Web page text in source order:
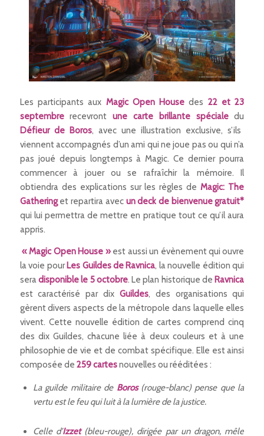
Les participants aux Magic Open House des 22 et 23
septembrerecevrontune carte brillante spécialedu
Défieur de Boros, avec une illustration exclusive, s’ils
viennent accompagnés d’un ami qui ne joue pas ou qui n’a
pas joué depuis longtemps à Magic. Ce dernier pourra
commencer à jouer ou se rafraîchir la mémoire. Il
obtiendra des explications sur les règles deMagic: The
Gatheringet repartira avec un deck de bienvenue gratuit*
qui lui permettra de mettre en pratique tout ce qu’il aura
appris.
« Magic Open House » est aussi un évènement qui ouvre
la voie pourLes Guildes de Ravnica, la nouvelle édition qui
seradisponible le 5 octobre. Le plan historique de Ravnica
est caractérisé par dix Guildes, des organisations qui
gèrent divers aspects de la métropole dans laquelle elles
vivent. Cette nouvelle édition de cartes comprend cinq
des dix Guildes, chacune liée à deux couleurs et à une
philosophie de vie et de combat spécifique. Elle est ainsi
composée de 259 cartesnouvelles ou rééditées :
La guilde militaire de Boros(rouge-blanc) pense que la
vertu est le feu qui luit à la lumière de la justice.
Celle d’Izzet(bleu-rouge), dirigée par un dragon, mêle